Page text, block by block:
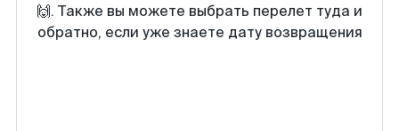
🙌. Также вы можете выбрать перелет туда и
обратно, если уже знаете дату возвращения